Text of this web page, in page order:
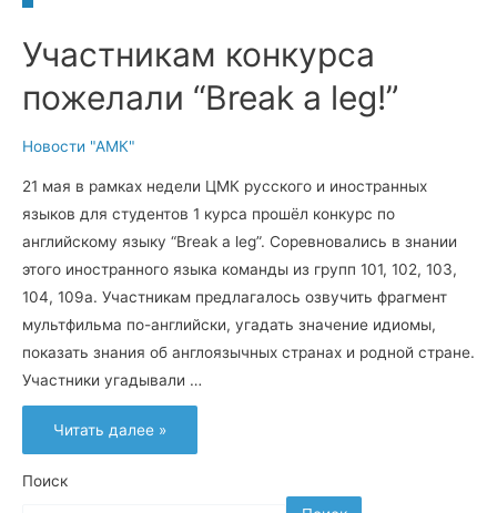
Участникам конкурса
пожелали “Break a leg!”
Новости "АМК"
21 мая в рамках недели ЦМК русского и иностранных
языков для студентов 1 курса прошёл конкурс по
английскому языку “Break a leg”. Соревновались в знании
этого иностранного языка команды из групп 101, 102, 103,
104, 109а. Участникам предлагалось озвучить фрагмент
мультфильма по-английски, угадать значение идиомы,
показать знания об англоязычных странах и родной стране.
Участники угадывали …
Участникам
конкурса
пожелали
a
Читать далее »
Поиск